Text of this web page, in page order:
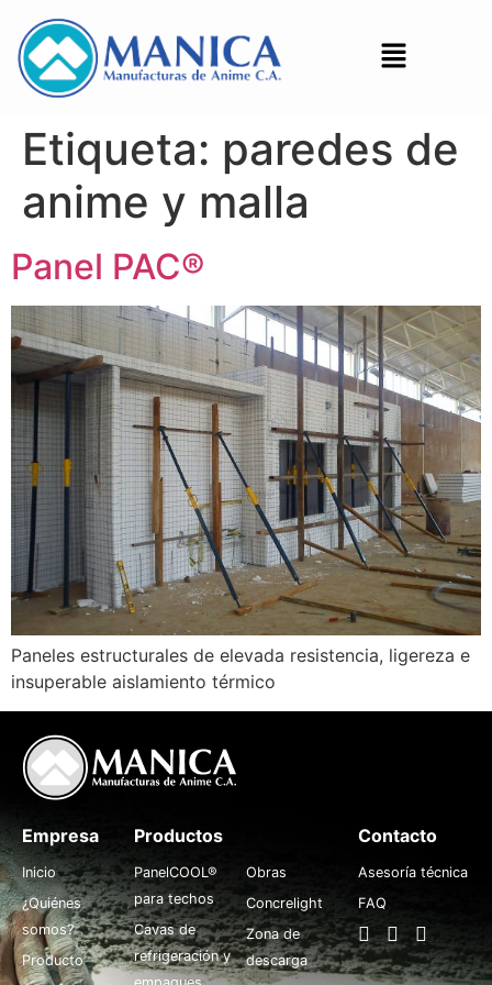
Etiqueta: paredes de
anime y malla
Panel PAC®
Paneles estructurales de elevada resistencia, ligereza e
insuperable aislamiento térmico
Empresa
Inicio
¿Quiénes
somos?
Producto
Productos
PanelCOOL®
para techos
Cavas de
refrigeración y
Obras
Concrelight
Zona de
descarga
Contacto
Asesoría técnica
FAQ